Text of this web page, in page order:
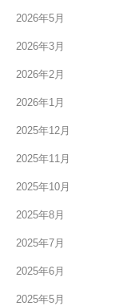
2026年5月
2026年3月
2026年2月
2026年1月
2025年12月
2025年11月
2025年10月
2025年8月
2025年7月
2025年6月
2025年5月